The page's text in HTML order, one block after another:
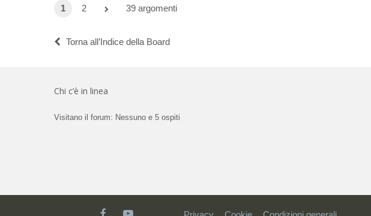
1 2 39 argomenti
Torna all’Indice della Board
Chi c’è in linea
Visitano il forum: Nessuno e 5 ospiti